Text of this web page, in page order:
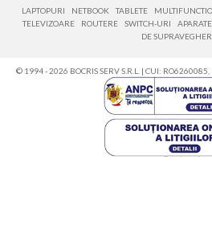
LAPTOPURI NETBOOK TABLETE
TELEVIZOARE
ROUTERE SWITCH-URI
DE
© 1994 - 2026 BOCRIS SERV S.R.L. | CUI: